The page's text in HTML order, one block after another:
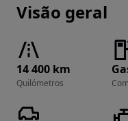
Visão geral
14 400 km
Quilómetros